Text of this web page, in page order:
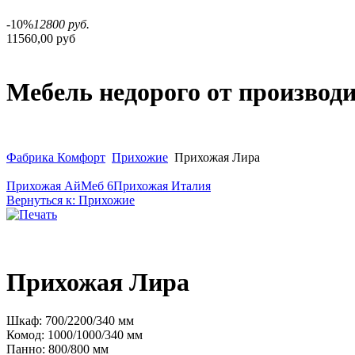
-10%12800 руб.
11560,00 руб
Мебель недорого от
Фабрика Комфорт Прихожие Прихожая Лира
Прихожая АйМеб 6Прихожая Италия
Вернуться к: Прихожие
Прихожая Лира
Шкаф: 700/2200/340 мм
Комод: 1000/1000/340 мм
Панно: 800/800 мм